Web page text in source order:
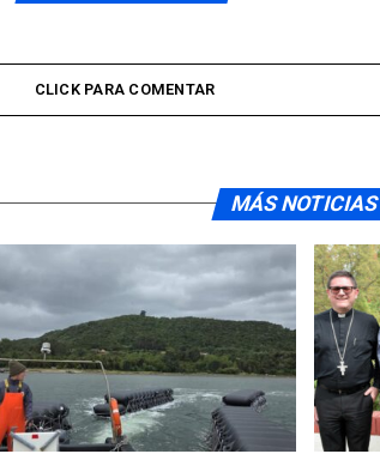
CLICK PARA COMENTAR
MÁS NOTICIAS